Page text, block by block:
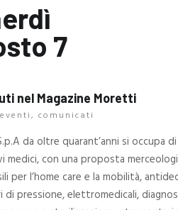
7
nel Magazine Moretti
comunicati
da oltre quarant’anni si occupa di
medici, con una proposta
per l’home care e la mobilità,
di pressione, elettromedicali,